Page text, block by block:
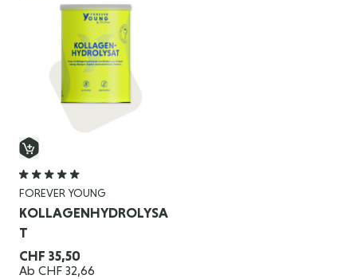
FOREVER YOUNG
KOLLAGENHYDROLYSA
T
CHF 35,50
Ab CHF 32,66